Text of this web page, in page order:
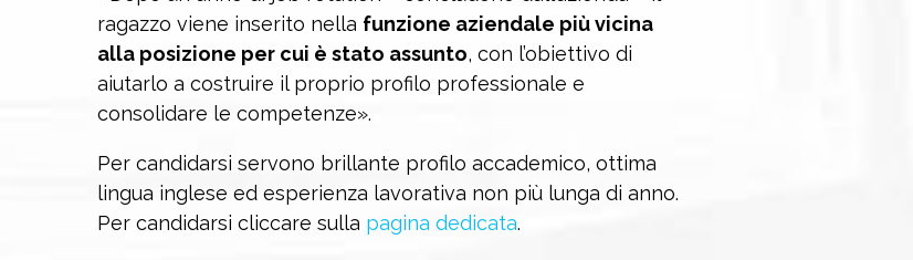
ragazzo viene inserito nella funzione aziendale più vicina
alla posizione per cui è stato assunto, con l’obiettivo di
aiutarlo a costruire il proprio profilo professionale e
consolidare le competenze».
Per candidarsi servono brillante profilo accademico, ottima
lingua inglese ed esperienza lavorativa non più lunga di anno.
Per candidarsi cliccare sulla pagina dedicata.